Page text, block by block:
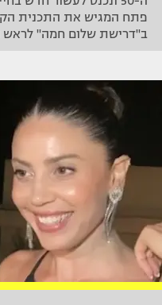
ב"דרישת שלום חמה" לראש